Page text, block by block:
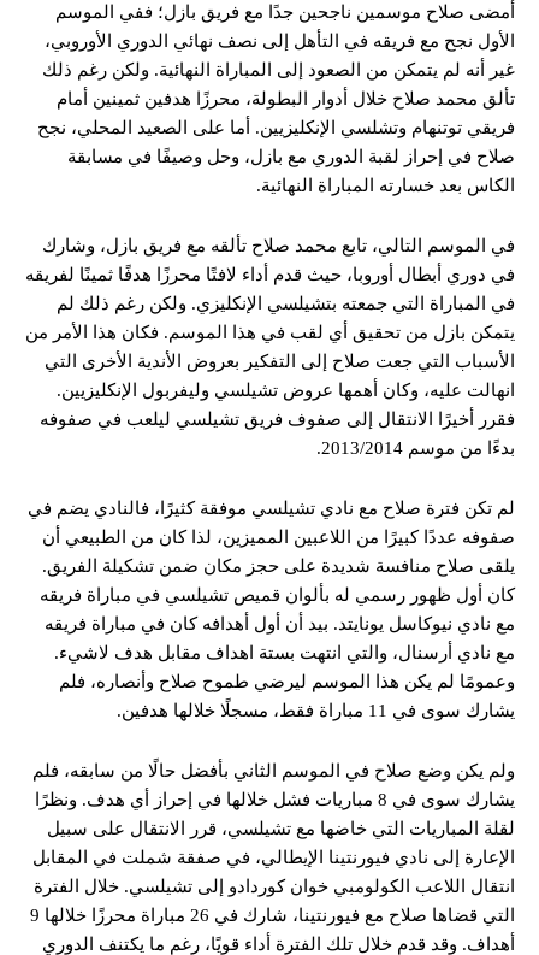
أمضى صلاح موسمين ناجحين جدًا مع فريق بازل؛ ففي الموسم
الأول نجح مع فريقه في التأهل إلى نصف نهائي الدوري الأوروبي،
غير أنه لم يتمكن من الصعود إلى المباراة النهائية. ولكن رغم ذلك
تألق محمد صلاح خلال أدوار البطولة، محرزًا هدفين ثمينين أمام
فريقي توتنهام وتشلسي الإنكليزيين. أما على الصعيد المحلي، نجح
صلاح في إحراز لقبة الدوري مع بازل، وحل وصيفًا في مسابقة
الكاس بعد خسارته المباراة النهائية.
في الموسم التالي، تابع محمد صلاح تألقه مع فريق بازل، وشارك
في دوري أبطال أوروبا، حيث قدم أداء لافتًا محرزًا هدفًا ثمينًا لفريقه
في المباراة التي جمعته بتشيلسي الإنكليزي. ولكن رغم ذلك لم
يتمكن بازل من تحقيق أي لقب في هذا الموسم. فكان هذا الأمر من
الأسباب التي جعت صلاح إلى التفكير بعروض الأندية الأخرى التي
انهالت عليه، وكان أهمها عروض تشيلسي وليفربول الإنكليزيين.
فقرر أخيرًا الانتقال إلى صفوف فريق تشيلسي ليلعب في صفوفه
بدءًا من موسم 2013/2014.
لم تكن فترة صلاح مع نادي تشيلسي موفقة كثيرًا، فالنادي يضم في
صفوفه عددًا كبيرًا من اللاعبين المميزين، لذا كان من الطبيعي أن
يلقى صلاح منافسة شديدة على حجز مكان ضمن تشكيلة الفريق.
كان أول ظهور رسمي له بألوان قميص تشيلسي في مباراة فريقه
مع نادي نيوكاسل يونايتد. بيد أن أول أهدافه كان في مباراة فريقه
مع نادي أرسنال، والتي انتهت بستة اهداف مقابل هدف لاشيء.
وعمومًا لم يكن هذا الموسم ليرضي طموح صلاح وأنصاره، فلم
يشارك سوى في 11 مباراة فقط، مسجلًا خلالها هدفين.
ولم يكن وضع صلاح في الموسم الثاني بأفضل حالًا من سابقه، فلم
يشارك سوى في 8 مباريات فشل خلالها في إحراز أي هدف. ونظرًا
لقلة المباريات التي خاضها مع تشيلسي، قرر الانتقال على سبيل
الإعارة إلى نادي فيورنتينا الإيطالي، في صفقة شملت في المقابل
انتقال اللاعب الكولومبي خوان كوردادو إلى تشيلسي. خلال الفترة
التي قضاها صلاح مع فيورنتينا، شارك في 26 مباراة محرزًا خلالها 9
أهداف. وقد قدم خلال تلك الفترة أداء قويًا، رغم ما يكتنف الدوري